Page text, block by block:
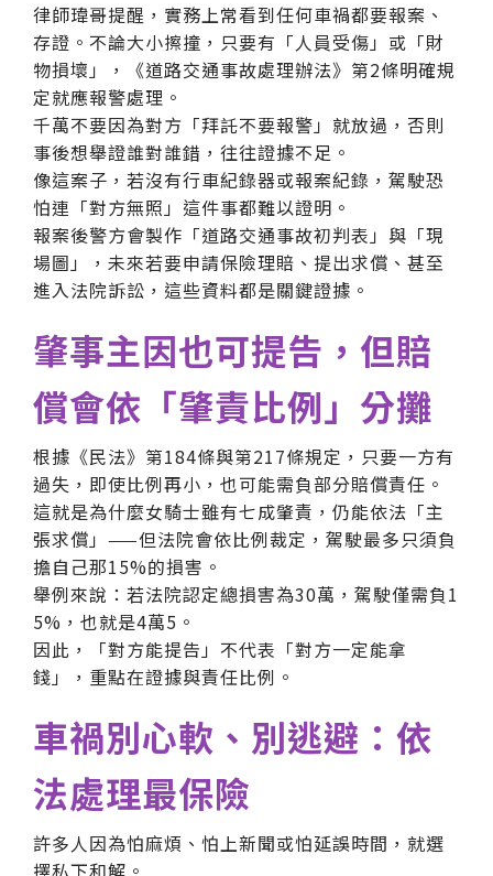
律師瑋哥提醒，實務上常看到任何車禍都要報案、
存證。不論大小擦撞，只要有「人員受傷」或「財
物損壞」，《道路交通事故處理辦法》第2條明確規
定就應報警處理。
千萬不要因為對方「拜託不要報警」就放過，否則
事後想舉證誰對誰錯，往往證據不足。
像這案子，若沒有行車紀錄器或報案紀錄，駕駛恐
怕連「對方無照」這件事都難以證明。
報案後警方會製作「道路交通事故初判表」與「現
場圖」，未來若要申請保險理賠、提出求償、甚至
進入法院訴訟，這些資料都是關鍵證據。
肇事主因也可提告，但賠
償會依「肇責比例」分攤
根據《民法》第184條與第217條規定，只要一方有
過失，即使比例再小，也可能需負部分賠償責任。
這就是為什麼女騎士雖有七成肇責，仍能依法「主
張求償」——但法院會依比例裁定，駕駛最多只須負
擔自己那15%的損害。
舉例來說：若法院認定總損害為30萬，駕駛僅需負1
5%，也就是4萬5。
因此，「對方能提告」不代表「對方一定能拿
錢」，重點在證據與責任比例。
車禍別心軟、別逃避：依
法處理最保險
許多人因為怕麻煩、怕上新聞或怕延誤時間，就選